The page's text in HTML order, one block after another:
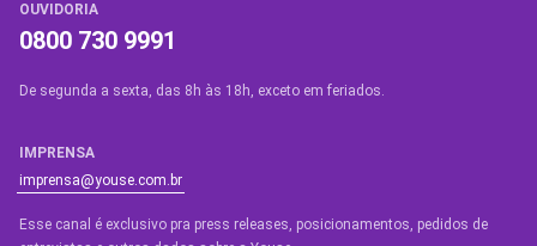
OUVIDORIA
0800 730 9991
De segunda a sexta, das 8h às 18h, exceto em feriados.
IMPRENSA
imprensa@youse.com.br
Esse canal é exclusivo pra press releases, posicionamentos, pedidos de